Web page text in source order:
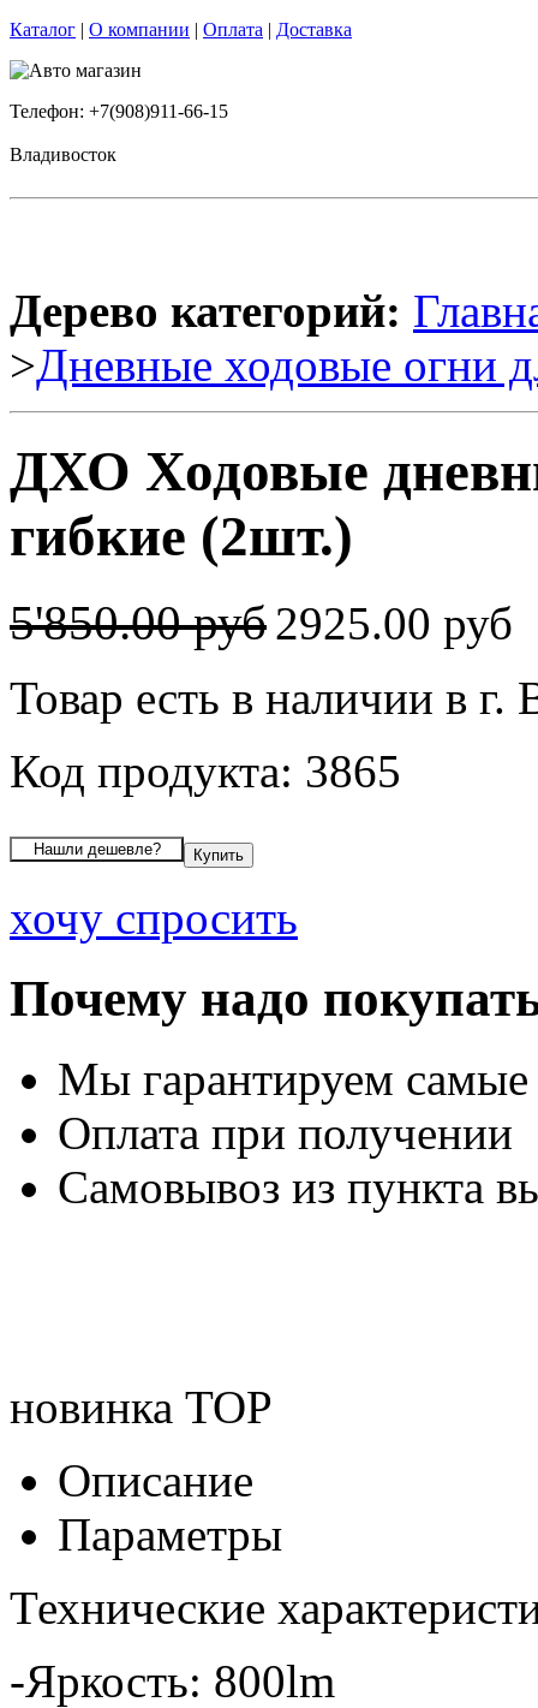
Каталог | О компании | Оплата | Доставка
Телефон: +7(908)911-66-15
Владивосток
Дерево категорий:
>Дневные ходовые огни
ДХО Ходовые
гибкие (2шт.)
5'850.00 руб2925.00 руб
Товар есть в наличии в г.
Код продукта: 3865
хочу спросить
Почему надо
Мы гарантируем
Оплата при получении
Самовывоз из пункта
новинка TOP
Описание
Параметры
Технические
-Яркость: 800lm